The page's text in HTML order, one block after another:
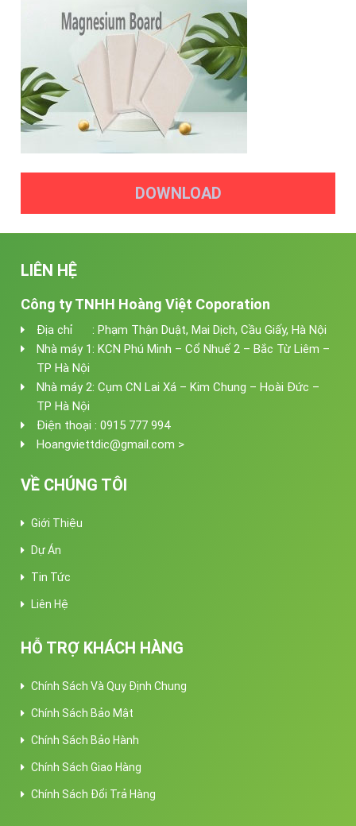
DOWNLOAD
LIÊN HỆ
Công ty TNHH Hoàng Việt Coporation
Địa chỉ : Phạm Thận Duật, Mai Dịch, Cầu Giấy, Hà Nội
Nhà máy 1: KCN Phú Minh – Cổ Nhuế 2 – Bắc Từ Liêm –
TP Hà Nội
Nhà máy 2: Cụm CN Lai Xá – Kim Chung – Hoài Đức –
TP Hà Nội
Điện thoại : 0915 777 994
Hoangviettdic@gmail.com >
VỀ CHÚNG TÔI
Giới Thiệu
Dự Án
Tin Tức
Liên Hệ
HỖ TRỢ KHÁCH HÀNG
Chính Sách Và Quy Định Chung
Chính Sách Bảo Mật
Chính Sách Bảo Hành
Chính Sách Giao Hàng
Chính Sách Đổi Trả Hàng